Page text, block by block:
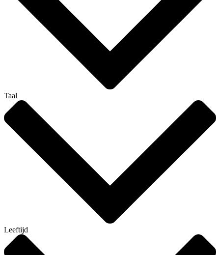
Taal
Leeftijd